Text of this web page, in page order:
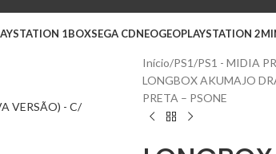
1BOXSEGA CDNEOGEOPLAYSTATION 2
Início PS1 PS1 - MIDIA
LONGBOX AKUMAJO
PRETA – PSONE